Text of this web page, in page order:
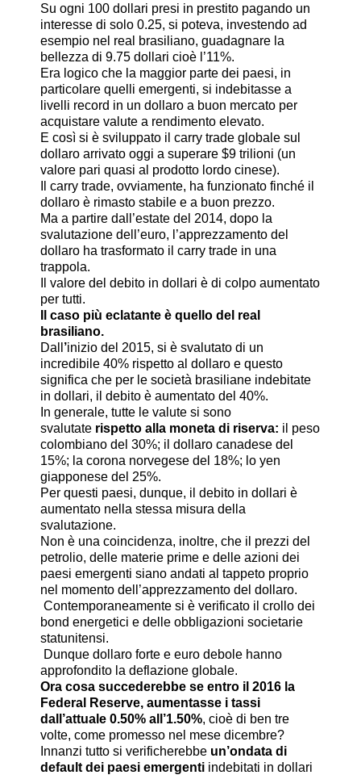
Su ogni 100 dollari presi in prestito pagando un
interesse di solo 0.25, si poteva, investendo ad
esempio nel real brasiliano, guadagnare la
bellezza di 9.75 dollari cioè l’11%.
Era logico che la maggior parte dei paesi, in
particolare quelli emergenti, si indebitasse a
livelli record in un dollaro a buon mercato per
acquistare valute a rendimento elevato.
E così si è sviluppato il carry trade globale sul
dollaro arrivato oggi a superare $9 trilioni (un
valore pari quasi al prodotto lordo cinese).
Il carry trade, ovviamente, ha funzionato finché il
dollaro è rimasto stabile e a buon prezzo.
Ma a partire dall’estate del 2014, dopo la
svalutazione dell’euro, l’apprezzamento del
dollaro ha trasformato il carry trade in una
trappola.
Il valore del debito in dollari è di colpo aumentato
per tutti.
Il caso più eclatante è quello del real
brasiliano.
Dall ’inizio del 2015, si è svalutato di un
incredibile 40% rispetto al dollaro e questo
significa che per le società brasiliane indebitate
in dollari, il debito è aumentato del 40%.
In generale, tutte le valute si sono
svalutate rispetto alla moneta di riserva: il peso
colombiano del 30%; il dollaro canadese del
15%; la corona norvegese del 18%; lo yen
giapponese del 25%.
Per questi paesi, dunque, il debito in dollari è
aumentato nella stessa misura della
svalutazione.
Non è una coincidenza, inoltre, che il prezzi del
petrolio, delle materie prime e delle azioni dei
paesi emergenti siano andati al tappeto proprio
nel momento dell’apprezzamento del dollaro.
Contemporaneamente si è verificato il crollo dei
bond energetici e delle obbligazioni societarie
statunitensi.
Dunque dollaro forte e euro debole hanno
approfondito la deflazione globale.
Ora cosa succederebbe se entro il 2016 la
Federal Reserve, aumentasse i tassi
dall’attuale 0.50% all’1.50%, cioè di ben tre
volte, come promesso nel mese dicembre?
Innanzi tutto si verificherebbe un’ondata di
default dei paesi emergenti indebitati in dollari